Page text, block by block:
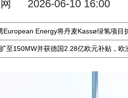
2026-06-10 16:00
European Energy将丹麦Kassø绿氢项目
至150MW并获德国2.28亿欧元补贴，欧